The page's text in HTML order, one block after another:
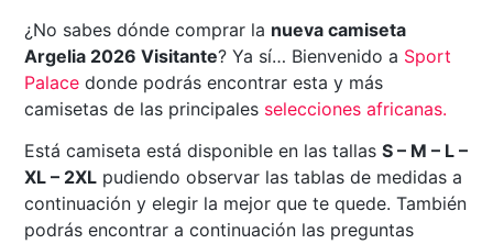
¿No sabes dónde comprar la nueva camiseta
Argelia 2026 Visitante? Ya sí… Bienvenido a Sport
Palace donde podrás encontrar esta y más
camisetas de las principales seleccionesafricanas.
Está camiseta está disponible en las tallasS – M – L –
XL – 2XL pudiendo observar las tablas de medidas a
continuación y elegir la mejor que te quede. También
podrás encontrar a continuación las preguntas